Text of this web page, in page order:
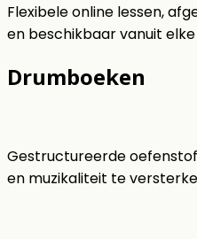
Flexibele online lessen,
en beschikbaar vanuit
Drumboeken
Gestructureerde
en muzikaliteit te